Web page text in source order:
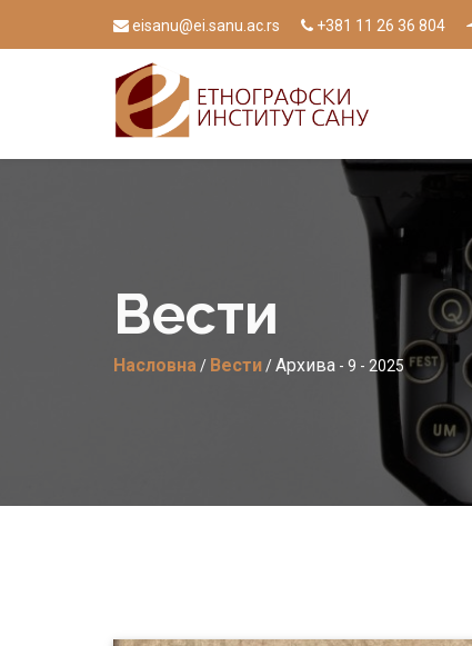
eisanu@ei.sanu.ac.rs +381 11 26 36 804
Вести
Насловна / Вести/Архива - 9 - 2025